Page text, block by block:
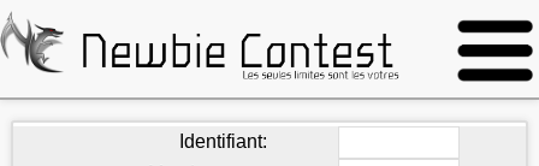
Identifiant: